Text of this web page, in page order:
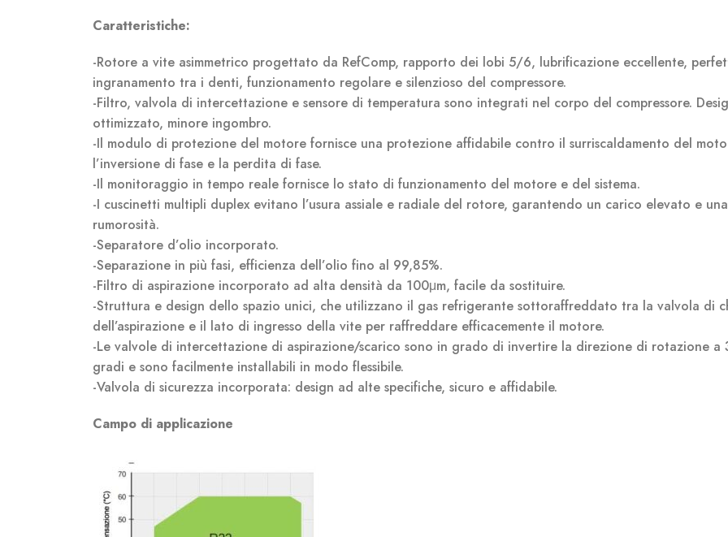
Caratteristiche:
-Rotore a vite asimmetrico progettato da RefComp, rapporto dei lobi 5/6, lubrificazione eccellente,
ingranamento tra i denti, funzionamento regolare e silenzioso del compressore.
-Filtro, valvola di intercettazione e sensore di temperatura sono integrati nel corpo del compressore.
ottimizzato, minore ingombro.
-Il modulo di protezione del motore fornisce una protezione affidabile contro il surriscaldamento del
l’inversione di fase e la perdita di fase.
-Il monitoraggio in tempo reale fornisce lo stato di funzionamento del motore e del sistema.
-I cuscinetti multipli duplex evitano l’usura assiale e radiale del rotore, garantendo un carico elevato e
rumorosità.
-Separatore d’olio incorporato.
-Separazione in più fasi, efficienza dell’olio fino al 99,85%.
-Filtro di aspirazione incorporato ad alta densità da 100μm, facile da sostituire.
-Struttura e design dello spazio unici, che utilizzano il gas refrigerante sottoraffreddato tra la valvola di
dell’aspirazione e il lato di ingresso della vite per raffreddare efficacemente il motore.
-Le valvole di intercettazione di aspirazione/scarico sono in grado di invertire la direzione di rotazione a
gradi e sono facilmente installabili in modo flessibile.
-Valvola di sicurezza incorporata: design ad alte specifiche, sicuro e affidabile.
Campo di applicazione